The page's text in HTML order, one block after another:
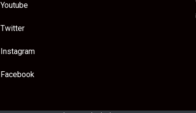
Youtube
Twitter
Instagram
Facebook